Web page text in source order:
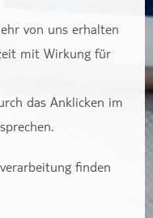
von uns erhalten
mit Wirkung für
das Anklicken im
finden